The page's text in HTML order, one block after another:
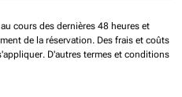
cours des dernières 48 heures et
de la réservation. Des frais et coûts
D'autres termes et conditions